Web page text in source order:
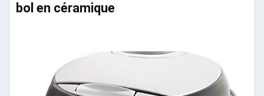
bol en céramique